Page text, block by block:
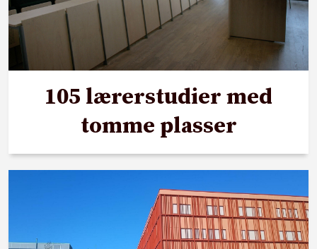
105 lærerstudier med
tomme plasser